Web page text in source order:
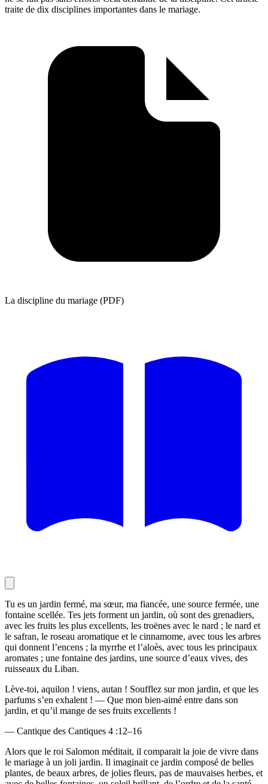
traite de dix disciplines importantes dans le mariage.
La discipline du mariage (PDF)
Tu es un jardin fermé, ma sœur, ma fiancée, une source fermée, une
fontaine scellée. Tes jets forment un jardin, où sont des grenadiers,
avec les fruits les plus excellents, les troënes avec le nard ; le nard et
le safran, le roseau aromatique et le cinnamome, avec tous les arbres
qui donnent l’encens ; la myrrhe et l’aloès, avec tous les principaux
aromates ; une fontaine des jardins, une source d’eaux vives, des
ruisseaux du Liban.
Lève-toi, aquilon ! viens, autan ! Soufflez sur mon jardin, et que les
parfums s’en exhalent ! — Que mon bien-aimé entre dans son
jardin, et qu’il mange de ses fruits excellents !
— Cantique des Cantiques 4 :12–16
Alors que le roi Salomon méditait, il comparait la joie de vivre dans
le mariage à un joli jardin. Il imaginait ce jardin composé de belles
plantes, de beaux arbres, de jolies fleurs, pas de mauvaises herbes, et